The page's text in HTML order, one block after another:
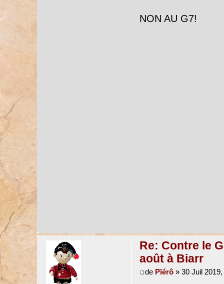
NON AU G7!
Re: Contre le
août à Biarr
de Pïérô» 30 Juil 2019,